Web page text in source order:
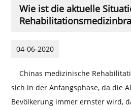
Wie ist die aktuelle
04-06-2020
Chinas medizinische
sich in der Anfangsphase, da die
Bevölkerung immer ernster wird,